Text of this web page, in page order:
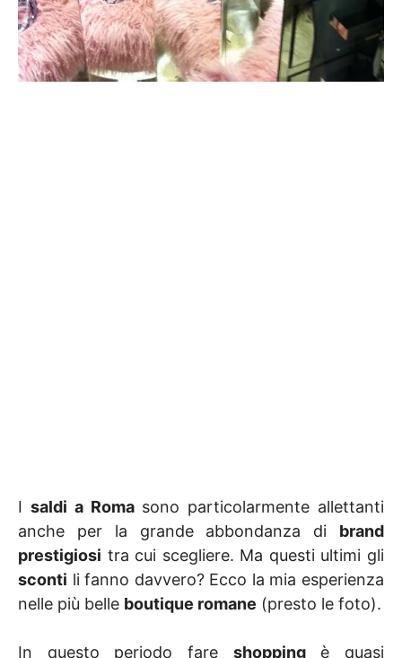
I saldi a Romasono particolarmente allettanti
anche per la grande abbondanza di brand
prestigiosi tra cui scegliere. Ma questi ultimi gli
sconti li fanno davvero? Ecco la mia esperienza
nelle più belle boutique romane (presto le foto).
In questo periodo fare shoppingè quasi